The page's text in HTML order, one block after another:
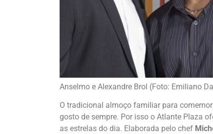
Anselmo e Alexandre Brol (Foto: Emiliano
O tradicional almoço familiar para
gosto de sempre. Por isso o Atlante Plaza
as estrelas do dia. Elaborada pelo chef